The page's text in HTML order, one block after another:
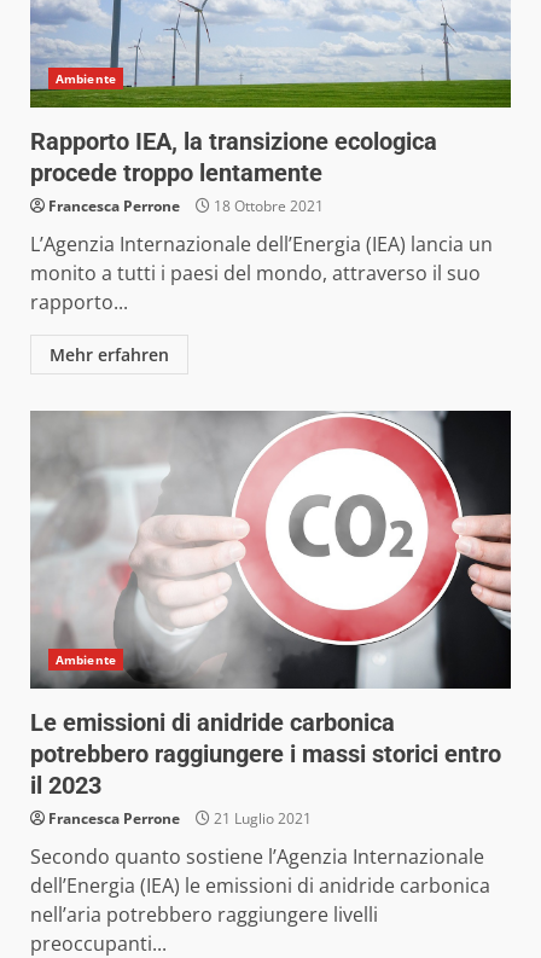
Ambiente
Rapporto IEA, la transizione ecologica
procede troppo lentamente
Francesca Perrone 18 Ottobre 2021
L’Agenzia Internazionale dell’Energia (IEA) lancia un
monito a tutti i paesi del mondo, attraverso il suo
rapporto...
Mehr erfahren
Ambiente
Le emissioni di anidride carbonica
potrebbero raggiungere i massi storici entro
il 2023
Francesca Perrone 21 Luglio 2021
Secondo quanto sostiene l’Agenzia Internazionale
dell’Energia (IEA) le emissioni di anidride carbonica
nell’aria potrebbero raggiungere livelli
preoccupanti...